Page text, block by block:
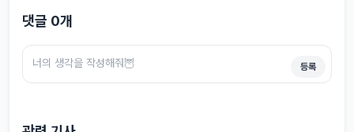
댓글 0개
등록